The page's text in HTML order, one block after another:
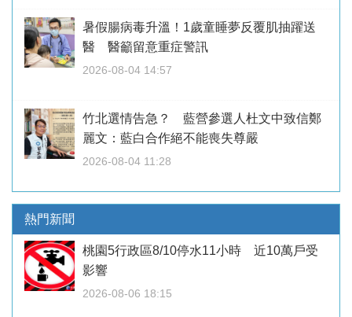
暑假腸病毒升溫！1歲童睡夢反覆肌抽躍送
醫 醫籲留意重症警訊
2026-08-04 14:57
竹北選情告急？ 藍營參選人杜文中致信鄭
麗文：藍白合作絕不能喪失尊嚴
2026-08-04 11:28
熱門新聞
桃園5行政區8/10停水11小時 近10萬戶受
影響
2026-08-06 18:15